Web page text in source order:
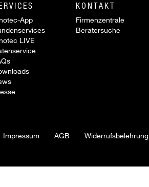
App
LIVE
KONTAKT
Firmenzentrale
Beratersuche
Impressum AGB Widerrufsbelehrung